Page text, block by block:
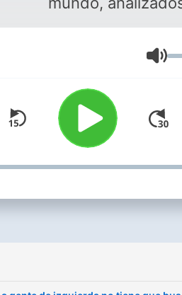
comentados en
Noticias por